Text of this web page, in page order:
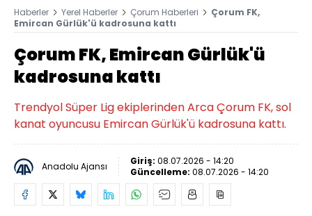
Haberler Yerel Haberler Çorum Haberleri
Çorum FK,
Emircan Gürlük'ü kadrosuna kattı
Çorum FK, Emircan Gürlük'ü
kadrosuna kattı
Trendyol Süper Lig ekiplerinden Arca Çorum FK, sol
kanat oyuncusu Emircan Gürlük'ü kadrosuna kattı.
Anadolu Ajansı Giriş: 08.07.2026 - 14:20
Güncelleme: 08.07.2026 - 14:20